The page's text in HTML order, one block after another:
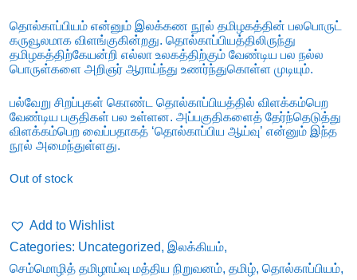
தொல்காப்பியம் என்னும் இலக்கண நூல் தமிழகத்தின் பலபொருட்
கருவூலமாக விளங்குகின்றது. தொல்காப்பியத்திலிருந்து
தமிழகத்திற்கேயன்றி எல்லா உலகத்திற்கும் வேண்டிய பல நல்ல
பொருள்களை அறிஞர் ஆராய்ந்து உணர்ந்துகொள்ள முடியும்.
பல்வேறு சிறப்புகள் கொண்ட தொல்காப்பியத்தில் விளக்கம்பெற
வேண்டிய பகுதிகள் பல உள்ளன. அப்பகுதிகளைத் தேர்ந்தெடுத்து
விளக்கம்பெற வைப்பதாகத் ‘தொல்காப்பிய ஆய்வு’ என்னும் இந்த
நூல் அமைந்துள்ளது.
Out of stock
Add to Wishlist
Categories: Uncategorized, இலக்கியம்,
செம்மொழித் தமிழாய்வு மத்திய நிறுவனம், தமிழ், தொல்காப்பியம்,